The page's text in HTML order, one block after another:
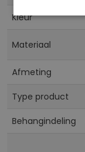
Kleur
Materiaal
Afmeting
Type product
Behangindeling